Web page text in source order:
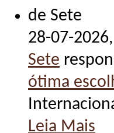
28-07-2026,
Sete
ótima
Leia Mais